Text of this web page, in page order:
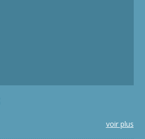
voir plus